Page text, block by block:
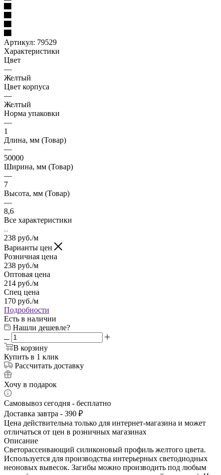
Артикул: 79529
Характеристики
Цвет
—
Желтый
Цвет корпуса
—
Желтый
Норма упаковки
—
1
Длина, мм (Товар)
—
50000
Ширина, мм (Товар)
—
7
Высота, мм (Товар)
—
8,6
Все характеристики
238 руб./м
Варианты цен
Розничная цена
238 руб./м
Оптовая цена
214 руб./м
Спец цена
170 руб./м
Подробности
Есть в наличии
Нашли дешевле?
В корзину
Купить в 1 клик
Рассчитать доставку
Хочу в подарок
Самовывоз сегодня - бесплатно
Доставка завтра - 390 ₽
Цена действительна только для интернет-магазина и может
отличаться от цен в розничных магазинах
Описание
Светорассеивающий силиконовый профиль желтого цвета.
Используется для производства интерьерных светодиодных
неоновых вывесок. Загибы можно производить под любым